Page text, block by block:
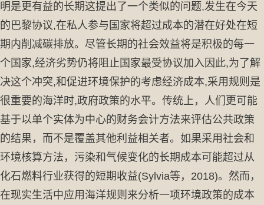
明是更有益的长期这提出了一个类似的问题,发生在今天
的巴黎协议,在私人参与国家将超过成本的潜在好处在短
期内削减碳排放。尽管长期的社会效益将是积极的每一
个国家,经济劣势仍将阻止国家最受协议加入因此,为了解
决这个冲突,和促进环境保护的考虑经济成本,采用规则是
很重要的海洋时,政府政策的水平。传统上，人们更可能
基于以单个实体为中心的财务会计方法来评估公共政策
的结果，而不是覆盖其他利益相关者。如果采用社会和
环境核算方法，污染和气候变化的长期成本可能超过从
化石燃料行业获得的短期收益(Sylvia等，2018)。然而，
在现实生活中应用海洋规则来分析一项环境政策的成本